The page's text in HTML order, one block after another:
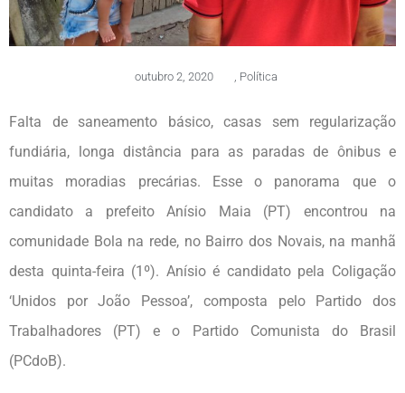
outubro 2, 2020 Política
Falta de saneamento básico, casas sem regularização
fundiária, longa distância para as paradas de ônibus e
muitas moradias precárias. Esse o panorama que o
candidato a prefeito Anísio Maia (PT) encontrou na
comunidade Bola na rede, no Bairro dos Novais, na manhã
desta quinta-feira (1º). Anísio é candidato pela Coligação
‘Unidos por João Pessoa’, composta pelo Partido dos
Trabalhadores (PT) e o Partido Comunista do Brasil
(PCdoB).